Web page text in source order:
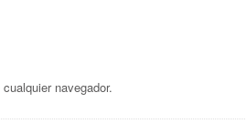
navegador.